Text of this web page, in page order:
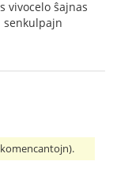
vivocelo ŝajnas
senkulpajn